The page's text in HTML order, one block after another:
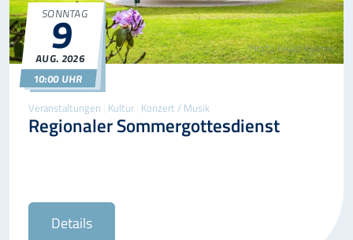
©Katja Fouad Vollmer
Veranstaltungen Kultur Konzert / Musik
Regionaler Sommergottesdienst
SONNTAG
9
AUG.2026
10:00 UHR
Details